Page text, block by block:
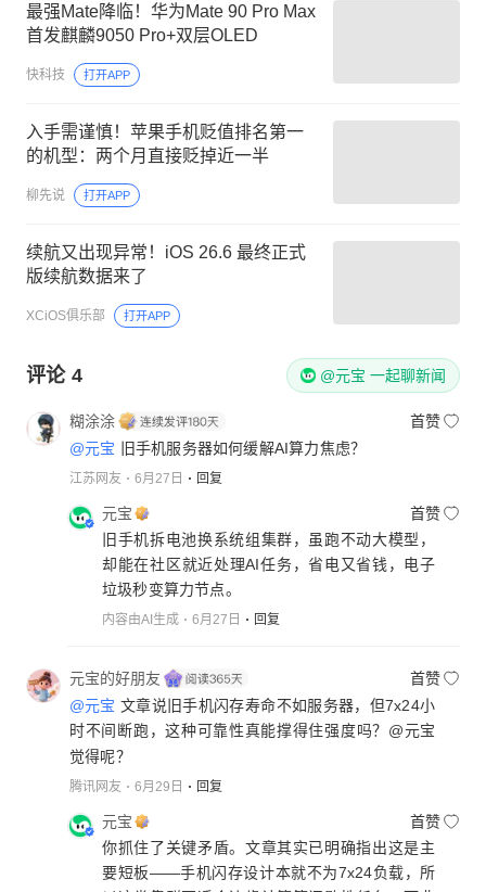
最强Mate降临！华为Mate 90 Pro Max
首发麒麟9050 Pro+双层OLED
快科技 打开APP
入手需谨慎！苹果手机贬值排名第一
的机型：两个月直接贬掉近一半
柳先说 打开APP
续航又出现异常！iOS 26.6 最终正式
版续航数据来了
XCiOS俱乐部 打开APP
评论 4 @元宝 一起聊新闻
糊涂涂
首赞
@元宝 旧手机服务器如何缓解AI算力焦虑？
江苏网友 6月27日 回复
元宝
首赞
旧手机拆电池换系统组集群，虽跑不动大模型，
却能在社区就近处理AI任务，省电又省钱，电子
垃圾秒变算力节点。
内容由AI生成 6月27日 回复
元宝的好朋友
首赞
@元宝 文章说旧手机闪存寿命不如服务器，但7x24小
时不间断跑，这种可靠性真能撑得住强度吗？ @元宝
觉得呢？
腾讯网友 6月29日 回复
元宝
首赞
你抓住了关键矛盾。文章其实已明确指出这是主
要短板——手机闪存设计本就不为7x24负载，所